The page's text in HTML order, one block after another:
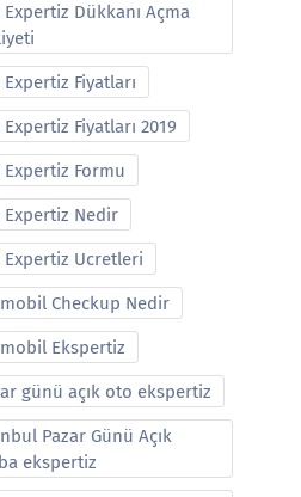
Expertiz Dükkanı Açma
Expertiz Fiyatları
Expertiz Fiyatları 2019
Expertiz Formu
Expertiz Nedir
Expertiz Ucretleri
Checkup Nedir
Ekspertiz
günü açık oto ekspertiz
Pazar Günü Açık
ekspertiz